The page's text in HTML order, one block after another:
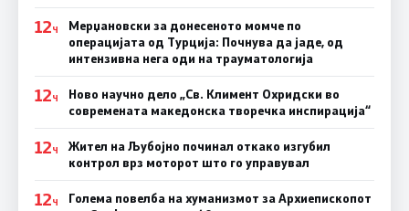
12Ч
Мерџановски за донесеното момче по
операцијата од Турција: Почнува да јаде, од
интензивна нега оди на трауматологија
12Ч
Ново научно дело „Св. Климент Охридски во
современата македонска творечка инспирација“
12Ч
Жител на Љубојно починал откако изгубил
контрол врз моторот што го управувал
12Ч
Голема повелба на хуманизмот за Архиепископот